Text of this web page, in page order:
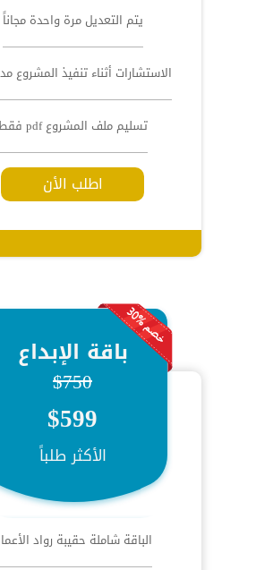
يتم التعديل مرة واحدة مجاناً
الاستشارات أثناء تنفيذ المشروع
تسليم ملف المشروع pdf فقط
اطلب الأن
باقة الإبداع
$750
$599
الأكثر طلباً
الباقة شاملة حقيبة رواد